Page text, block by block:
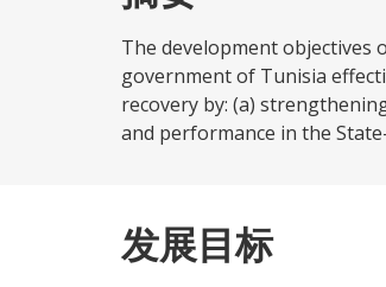
The development objectives
government of Tunisia
recovery by: (a)
and performance in the
发展目标